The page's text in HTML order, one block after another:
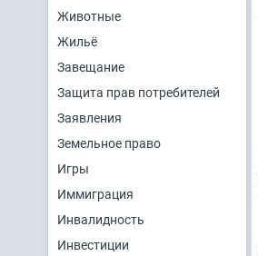
Животные
Жильё
Завещание
Защита прав потребителей
Заявления
Земельное право
Игры
Иммиграция
Инвалидность
Инвестиции